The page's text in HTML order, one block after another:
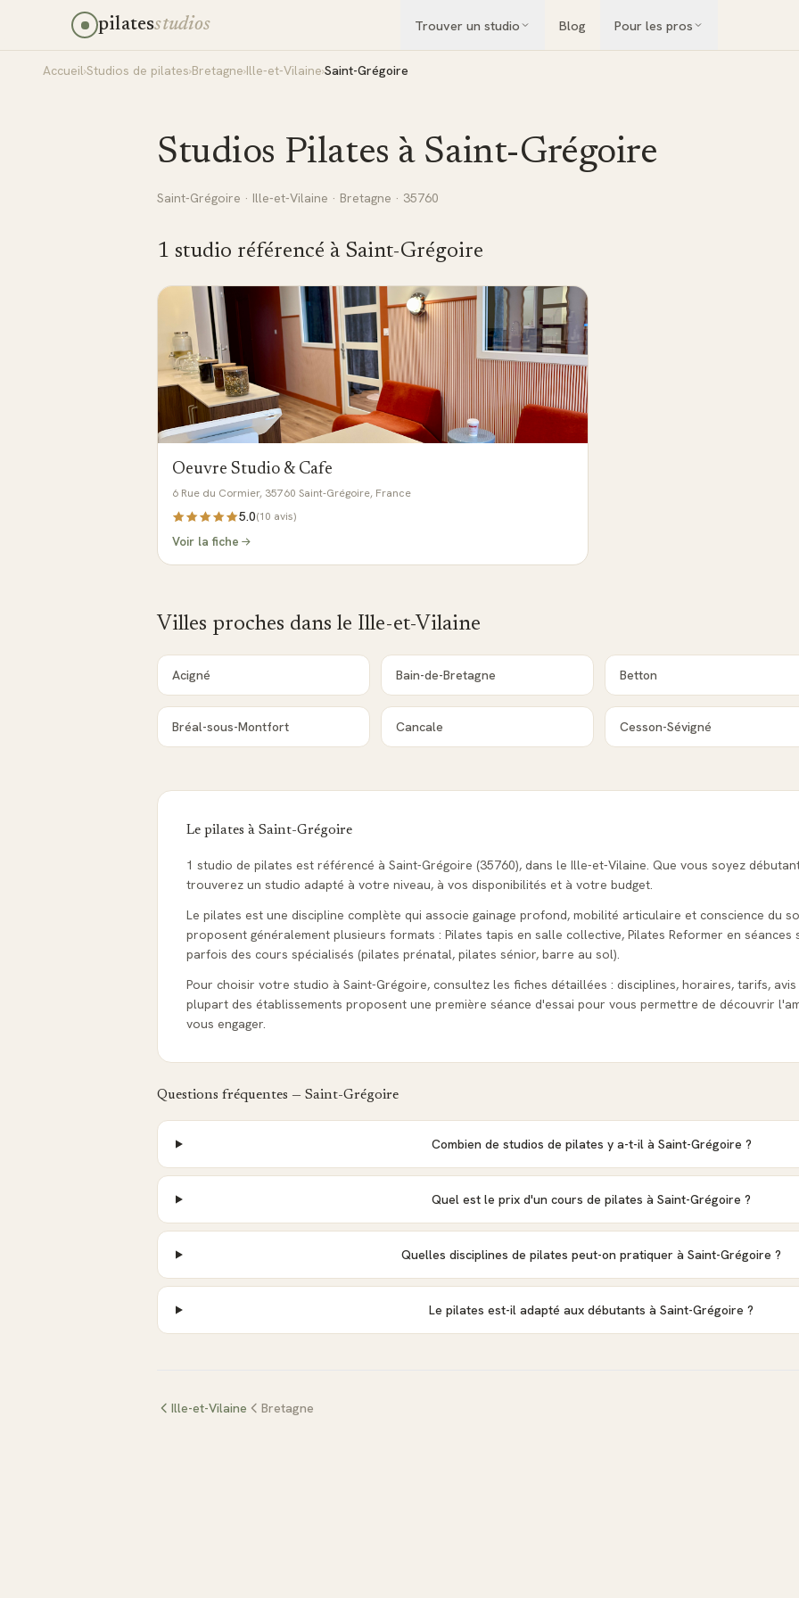
pilatesstudios Trouver un studio Blog Pour les pros
Accueil›Studios de pilates›Bretagne›Ille-et-Vilaine›Saint-Grégoire
Studios Pilates à Saint-Grégoire
Saint-Grégoire · Ille-et-Vilaine · Bretagne · 35760
1 studio référencé à Saint-Grégoire
Oeuvre Studio & Cafe
6 Rue du Cormier, 35760 Saint-Grégoire, France
5.0(10 avis)
Voir la fiche
Villes proches dans le Ille-et-Vilaine
Acigné Bain-de-Bretagne Betton
Bréal-sous-Montfort Cancale Cesson-Sévigné
Le pilates à Saint-Grégoire
1 studio de pilates est référencé à Saint-Grégoire (35760), dans le Ille-et-Vilaine. Que vous soyez
trouverez un studio adapté à votre niveau, à vos disponibilités et à votre budget.
Le pilates est une discipline complète qui associe gainage profond, mobilité articulaire et conscience du
proposent généralement plusieurs formats : Pilates tapis en salle collective, Pilates Reformer en séances
parfois des cours spécialisés (pilates prénatal, pilates sénior, barre au sol).
Pour choisir votre studio à Saint-Grégoire, consultez les fiches détaillées : disciplines, horaires, tarifs,
plupart des établissements proposent une première séance d'essai pour vous permettre de découvrir
vous engager.
Questions fréquentes — Saint-Grégoire
Combien de studios de pilates y a-t-il à Saint-Grégoire ?
Quel est le prix d'un cours de pilates à Saint-Grégoire ?
Quelles disciplines de pilates peut-on pratiquer à Saint-Grégoire ?
Le pilates est-il adapté aux débutants à Saint-Grégoire ?
Ille-et-Vilaine Bretagne